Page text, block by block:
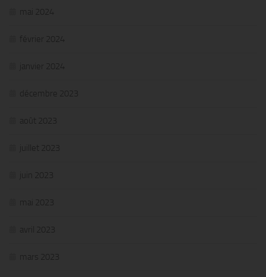
mai 2024
février 2024
janvier 2024
décembre 2023
août 2023
juillet 2023
juin 2023
mai 2023
avril 2023
mars 2023